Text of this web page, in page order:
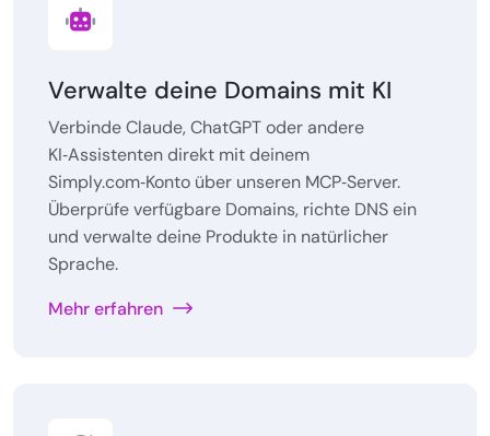
Verwalte deine Domains mit KI
Verbinde Claude, ChatGPT oder andere
KI‑Assistenten direkt mit deinem
Simply.com‑Konto über unseren MCP‑Server.
Überprüfe verfügbare Domains, richte DNS ein
und verwalte deine Produkte in natürlicher
Sprache.
Mehr erfahren